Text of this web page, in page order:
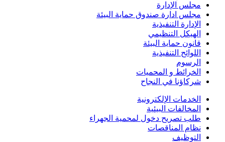
مجلس الإدارة
مجلس ادارة صندوق حماية البيئة
الإدارة التنفيذية
الهيكل التنظيمي
قانون حماية البيئة
اللوائح التنفيذية
الرسوم
الخرائط و المحميات
شركاؤنا في النجاح
الخدمات الإلكترونية
المخالفات البيئية
طلب تصريح دخول لمحمية الجهراء
نظام المناقصات
التوظيف